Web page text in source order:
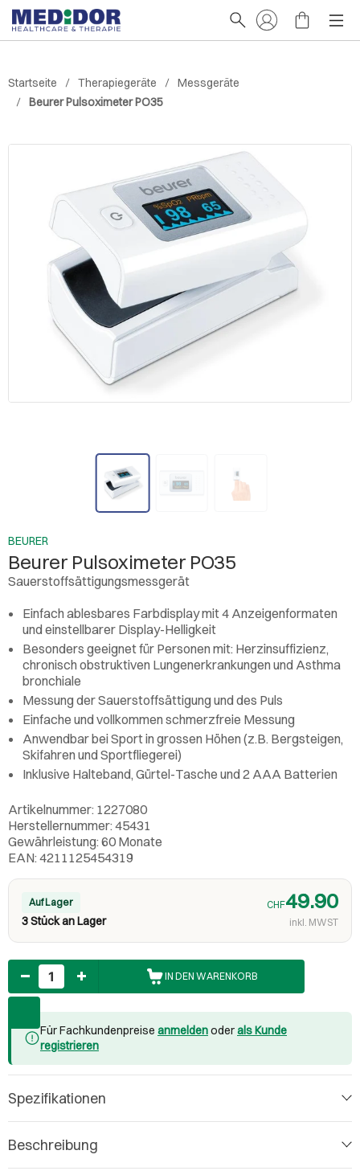
Startseite Therapiegeräte
Messgeräte
Beurer Pulsoximeter PO35
BEURER
Beurer Pulsoximeter PO35
Sauerstoffsättigungsmessgerät
Einfach ablesbares Farbdisplay mit 4 Anzeigenformaten
und einstellbarer Display-Helligkeit
Besonders geeignet für Personen mit: Herzinsuffizienz,
chronisch obstruktiven Lungenerkrankungen und Asthma
bronchiale
Messung der Sauerstoffsättigung und des Puls
Einfache und vollkommen schmerzfreie Messung
Anwendbar bei Sport in grossen Höhen (z.B. Bergsteigen,
Skifahren und Sportfliegerei)
Inklusive Halteband, Gürtel-Tasche und 2 AAA Batterien
Artikelnummer: 1227080
Herstellernummer: 45431
Gewährleistung: 60 Monate
EAN: 4211125454319
Auf Lager
3 Stück an Lager
CHF49.90
inkl. MWST
Anzahl
IN DEN WARENKORB
Für Fachkundenpreise anmeldenoderals Kunde
registrieren
Spezifikationen
Beschreibung